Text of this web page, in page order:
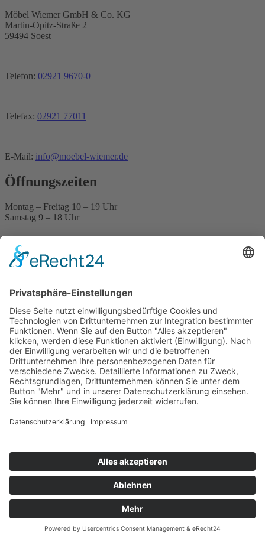
Möbel Wiemer GmbH & Co. KG
Martin-Opitz-Straße 2
59494 Soest
Telefon: 02921 9670-0
Telefax: 02921 77011
E-Mail: info@moebel-wiemer.de
Öffnungszeiten
Montag – Freitag 10 – 19 Uhr
Samstag 9 – 18 Uhr
Das Unternehmen
Geschichte
Team
Karriere
Folgen Sie uns
Instagram Facebook
Sortiment
Services
Restaurant
Aktuelles
Angebote
Datenschutz
Impressum